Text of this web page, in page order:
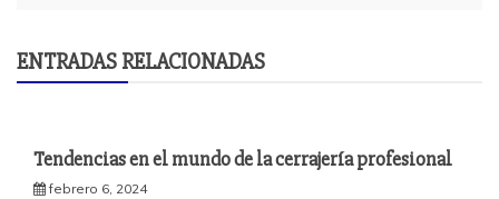
ENTRADAS RELACIONADAS
Tendencias en el mundo de la cerrajería profesional
febrero 6, 2024